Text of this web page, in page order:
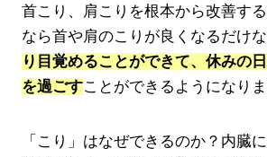
首こり、肩こりを根本から改善する
なら首や肩のこりが良くなるだけ
り目覚めることができて、休みの
を過ごすことができるようになりま
「こり」はなぜできるのか？内臓